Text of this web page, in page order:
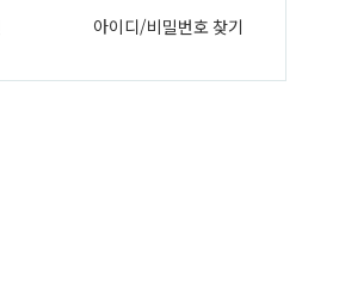
아이디/비밀번호 찾기